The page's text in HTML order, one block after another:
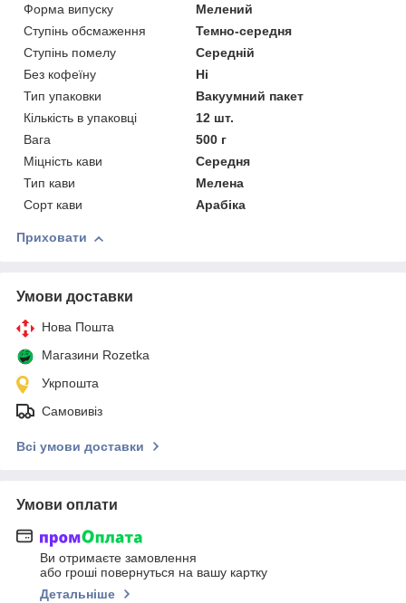
Форма випуску
Мелений
Ступінь обсмаження
Темно-середня
Ступінь помелу
Середній
Без кофеїну
Ні
Тип упаковки
Вакуумний пакет
Кількість в упаковці
12 шт.
Вага
500 г
Міцність кави
Середня
Тип кави
Мелена
Сорт кави
Арабіка
Приховати
Умови доставки
Нова Пошта
Магазини Rozetka
Укрпошта
Самовивіз
Всі умови доставки
Умови оплати
Ви отримаєте замовлення
або гроші повернуться на вашу картку
Детальніше